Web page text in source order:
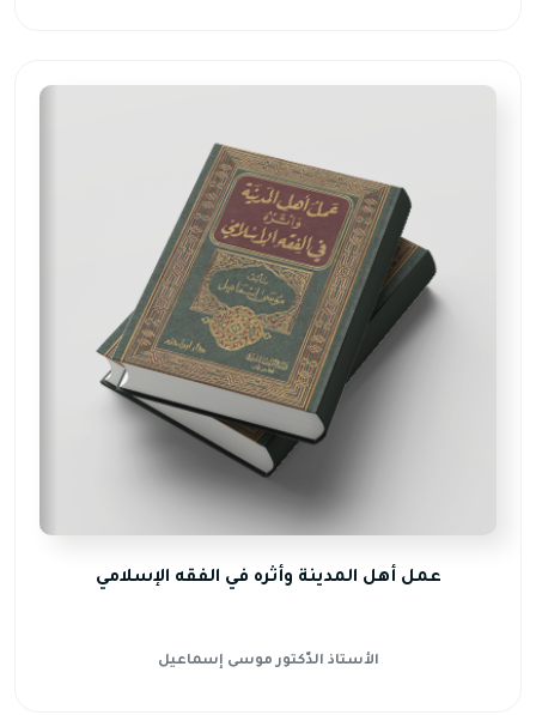
عمل أهل المدينة وأثره في الفقه الإسلامي
الأستاذ الدّكتور موسى إسماعيل